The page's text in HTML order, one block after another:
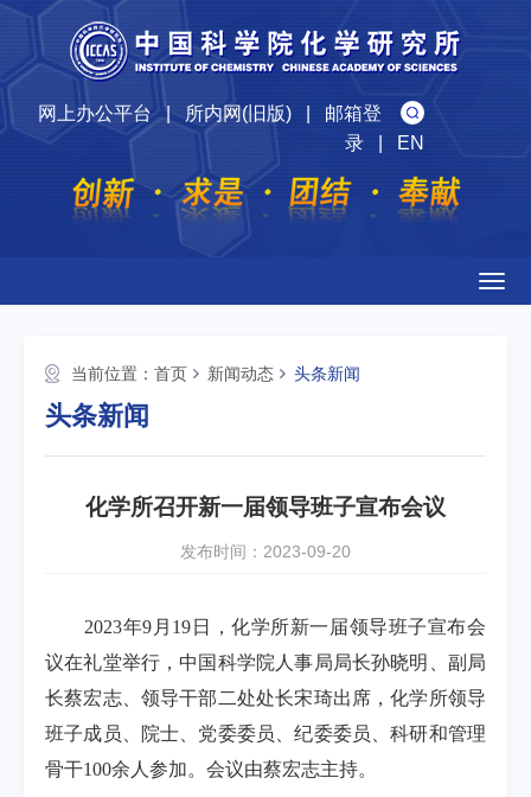
网上办公平台|所内网(旧版)| 邮箱登
录| EN
当前位置： 首页 新闻动态 头条新闻
头条新闻
化学所召开新一届领导班子宣布会议
发布时间：2023-09-20
2023年9 月 19 日，化学所新一届领导班子宣布会
议在礼堂举行，中国科学院人事局局长孙晓明、副局
长蔡宏志、领导干部二处处长宋琦出席，化学所领导
班子成员、院士、党委委员、纪委委员、科研和管理
骨干100余人参加。会议由蔡宏志主持。